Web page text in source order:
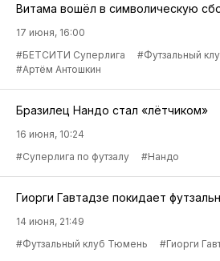
Витама вошёл в символическую
17 июня, 16:00
#БЕТСИТИ Суперлига
#Футзальный
#Артём Антошкин
Бразилец Нандо стал «лётчиком»
16 июня, 10:24
#Суперлига по футзалу
#Нандо
Гиорги Гавтадзе покидает
14 июня, 21:49
#Футзальный клуб Тюмень
#Гиорги